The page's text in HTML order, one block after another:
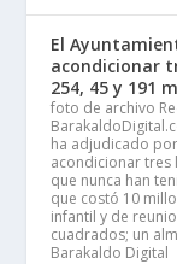
El
acondicionar
254, 45 y 191
foto de archivo
ha adjudicado
acondicionar tres
que nunca han
que costó 10
infantil y de
cuadrados; un
Barakaldo Digital